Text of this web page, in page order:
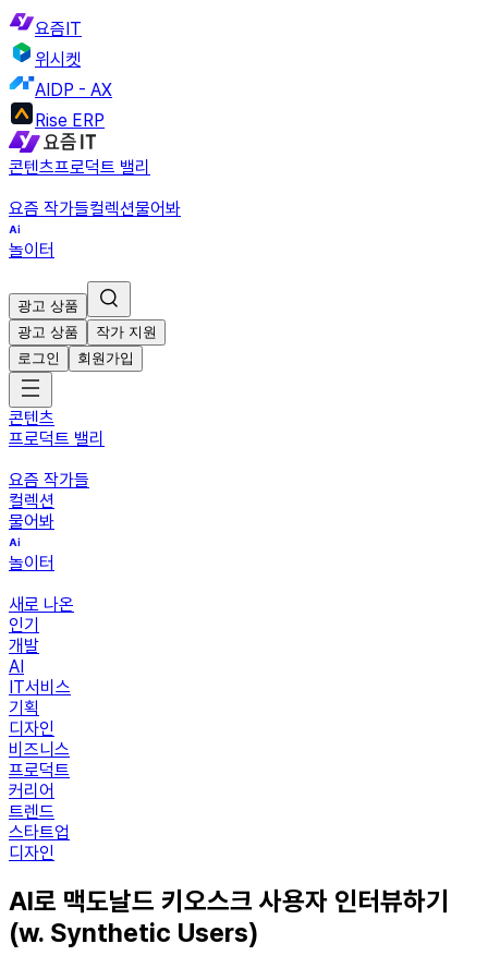
요즘IT
위시켓
AIDP - AX
Rise ERP
콘텐츠프로덕트 밸리
요즘 작가들컬렉션물어봐
놀이터
광고 상품
광고 상품
작가 지원
로그인
회원가입
콘텐츠
프로덕트 밸리
요즘 작가들
컬렉션
물어봐
놀이터
새로 나온
인기
개발
AI
IT서비스
기획
디자인
비즈니스
프로덕트
커리어
트렌드
스타트업
디자인
AI로 맥도날드 키오스크 사용자 인터뷰하기
(w. Synthetic Users)